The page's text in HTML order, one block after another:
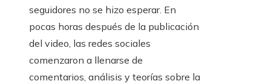
seguidores no se hizo esperar. En
pocas horas después de la publicación
del video, las redes sociales
comenzaron a llenarse de
comentarios, análisis y teorías sobre la